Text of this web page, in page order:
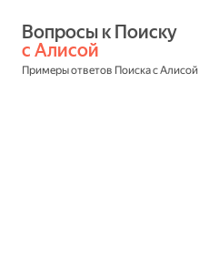
с Алисой
Примеры ответов Поиска с Алисой